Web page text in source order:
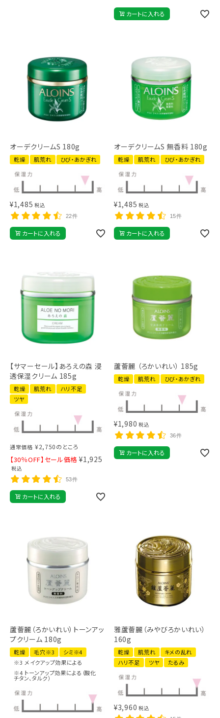
カートに入れる
オーデクリームS 180g
乾燥 肌荒れ ひび・あかぎれ
¥1,485 税込
22件
カートに入れる
オーデクリームS 無香料 180g
乾燥 肌荒れ ひび・あかぎれ
¥1,485 税込
15件
カートに入れる
【サマーセール】あろえの森 浸
透保湿クリーム 185g
乾燥 肌荒れ
ハリ不足
ツヤ
通常価格 ¥2,750のところ
【30％OFF】セール価格 ¥1,925
税込
53件
カートに入れる
蘆薈麗 （ろかいれい） 185g
乾燥 肌荒れ ひび・あかぎれ
¥1,980 税込
36件
カートに入れる
蘆薈麗（ろかいれい）トーンアッ
プクリーム 180g
乾燥 毛穴※3
シミ※4
※3 メイクアップ効果による
※4 トーンアップ効果による（酸化
チタン、タルク）
雅蘆薈麗（みやびろかいれい）
160g
乾燥 肌荒れ
キメの乱れ
ハリ不足
ツヤ たるみ
¥3,960 税込